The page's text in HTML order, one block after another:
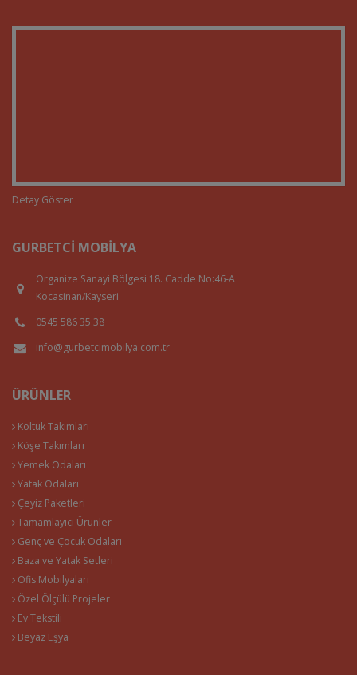
Detay Göster
GURBETCI MOBILYA
Organize Sanayi Bölgesi 18. Cadde No:46-A
Kocasinan/Kayseri
0545 586 35 38
info@gurbetcimobilya.com.tr
ÜRÜNLER
Koltuk Takımları
Köşe Takımları
Yemek Odaları
Yatak Odaları
Çeyiz Paketleri
Tamamlayıcı Ürünler
Genç ve Çocuk Odaları
Baza ve Yatak Setleri
Ofis Mobilyaları
Özel Ölçülü Projeler
Ev Tekstili
Beyaz Eşya